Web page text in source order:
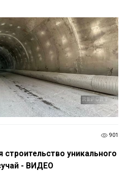
901
уникального
- ВИДЕО